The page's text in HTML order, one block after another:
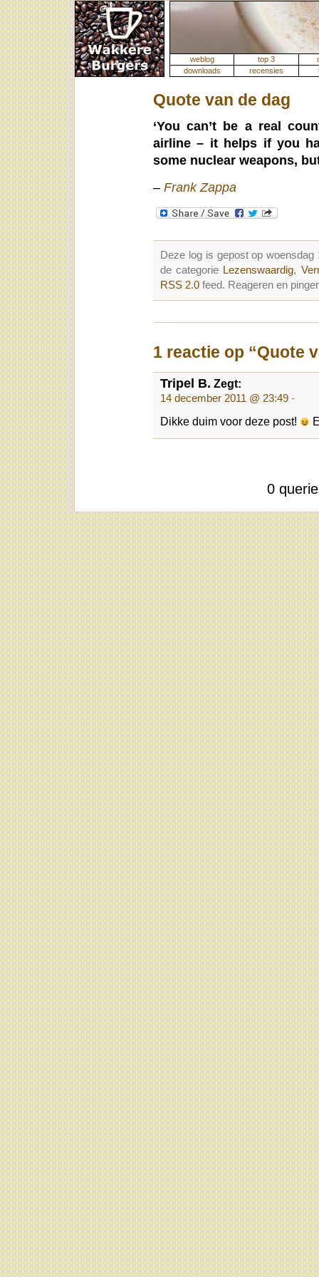
weblog top 3
downloads
recensies
Quote van de dag
‘You can’t be a real
airline – it helps if you
some nuclear weapons,
– Frank Zappa
Deze log is gepost op
de categorie Lezenswaardig,
RSS 2.0 feed. Reageren en
1 reactie op “Quote
Tripel B. Zegt:
14 december 2011 @ 23:49 -
Dikke duim voor deze post!
0